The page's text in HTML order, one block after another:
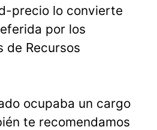
precio lo convierte
por los
de Recursos
ocupaba un cargo
te recomendamos